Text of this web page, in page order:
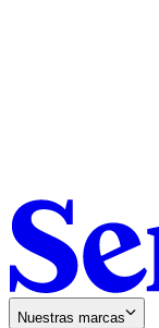
Nuestras marcas